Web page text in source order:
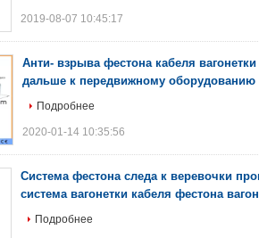
2019-08-07 10:45:17
Анти- взрыва фестона кабеля
дальше к передвижному оборудованию
Подробнее
2020-01-14 10:35:56
Система фестона следа к веревочки
система вагонетки кабеля фестона
Подробнее